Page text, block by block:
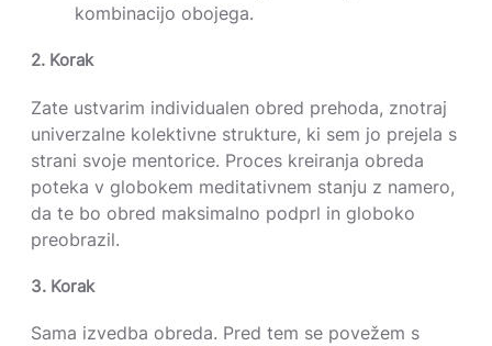
kombinacijo obojega.
2. Korak
Zate ustvarim individualen obred prehoda, znotraj
univerzalne kolektivne strukture, ki sem jo prejela s
strani svoje mentorice. Proces kreiranja obreda
poteka v globokem meditativnem stanju z namero,
da te bo obred maksimalno podprl in globoko
preobrazil.
3. Korak
Sama izvedba obreda. Pred tem se povežem s